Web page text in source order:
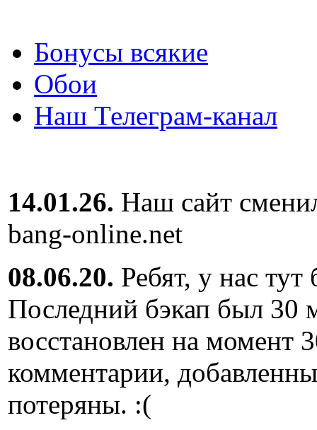
Бонусы всякие
Обои
Наш Телеграм-канал
14.01.26. Наш сайт
bang-online.net
08.06.20. Ребят, у нас
Последний бэкап был 30
восстановлен на
комментарии,
потеряны. :(